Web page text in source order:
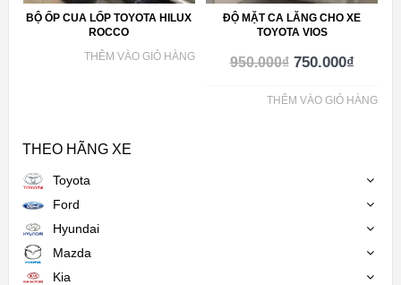
BỘ ỐP CUA LỐP TOYOTA HILUX
ROCCO
THÊM VÀO GIỎ HÀNG
ĐỘ MẶT CA LĂNG CHO XE
TOYOTA VIOS
950.000₫ 750.000₫
THÊM VÀO GIỎ HÀNG
THEO HÃNG XE
Toyota
Ford
Hyundai
Mazda
Kia